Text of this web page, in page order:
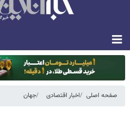
صفحه اصلی اخبار اقتصادی جهان